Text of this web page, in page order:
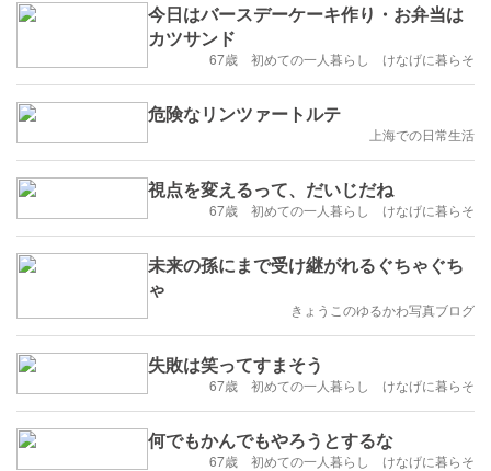
今日はバースデーケーキ作り・お弁当は
カツサンド
67歳 初めての一人暮らし けなげに暮らそ
危険なリンツァートルテ
上海での日常生活
視点を変えるって、だいじだね
67歳 初めての一人暮らし けなげに暮らそ
未来の孫にまで受け継がれるぐちゃぐち
ゃ
きょうこのゆるかわ写真ブログ
失敗は笑ってすまそう
67歳 初めての一人暮らし けなげに暮らそ
何でもかんでもやろうとするな
67歳 初めての一人暮らし けなげに暮らそ